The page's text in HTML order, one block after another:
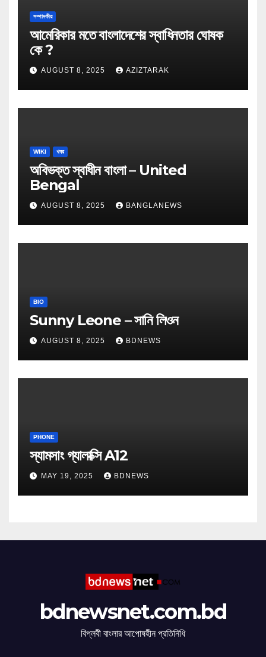
সম্পাদকীয়
আমেরিকার মতে বাংলাদেশের স্বাধিনতার ঘোষক
কে ?
AUGUST 8, 2025 AZIZTARAK
WIKI খবর
অবিভক্ত স্বাধীন বাংলা – United
Bengal
AUGUST 8, 2025 BANGLANEWS
BIO
Sunny Leone – সানি লিওন
AUGUST 8, 2025 BDNEWS
PHONE
স্যামসাং গ্যালাক্সি A12
MAY 19, 2025 BDNEWS
bdnewsnet.com.bd
বিপ্লবী বাংলার আপোষহীন প্রতিনিধি